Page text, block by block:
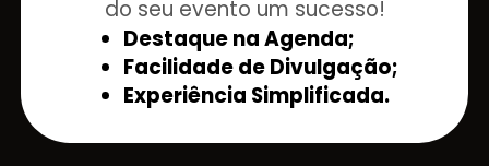
do seu evento um sucesso!
Destaque na Agenda;
Facilidade de Divulgação;
Experiência Simplificada.